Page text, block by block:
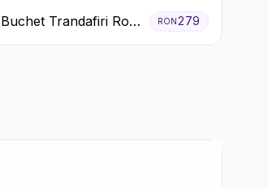
Buchet Trandafiri Roz
Pal și Eucalipt
RON279